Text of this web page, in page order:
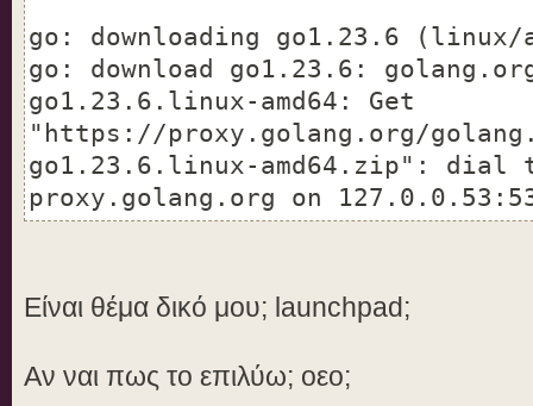
go: downloading go1.23.6 (linux/
go: download go1.23.6:
go1.23.6.linux-amd64: Get
"https://proxy.golang.org/
go1.23.6.linux-amd64.zip": dial
proxy.golang.org on
Είναι θέμα δικό μου; launchpad;
Αν ναι πως το επιλύω; οεο;